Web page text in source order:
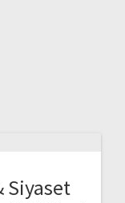
Siyaset